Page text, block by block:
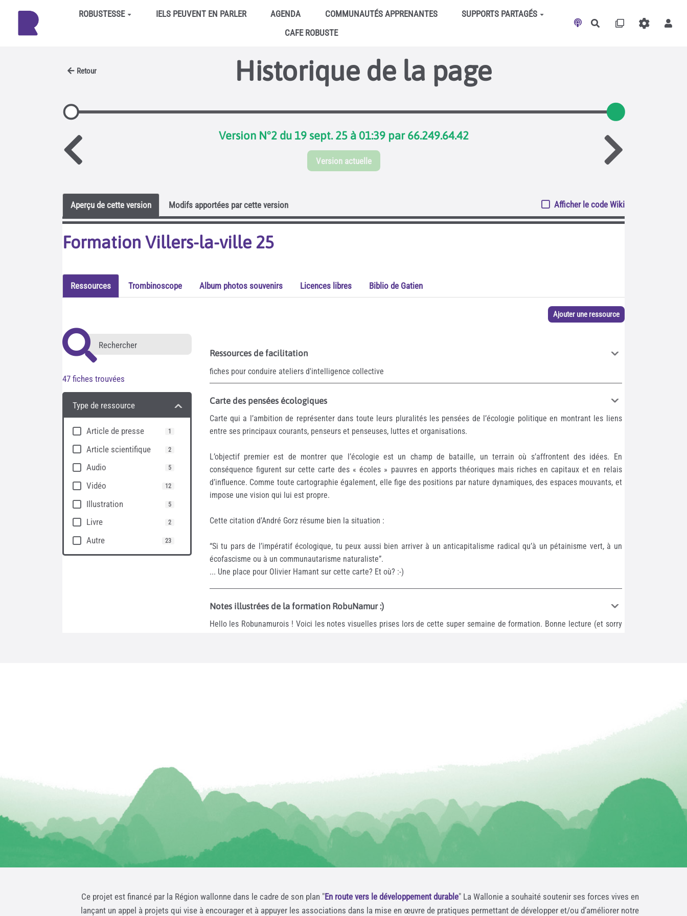
Aller au contenu principalROBUSTESSE IELS PEUVENT EN PARLER AGENDA COMMUNAUTÉS APPRENANTES
SUPPORTS PARTAGÉS
CAFE ROBUSTE
Rechercher
Retour Historique de la page
Version N°2 du 19 sept. 25 à 01:39 par 66.249.64.42
Version actuelle
Aperçu de cette version Modifs apportées par cette version Afficher le code Wiki
Ce projet est financé par la Région wallonne dans le cadre de son plan "En route vers le développement durable" La Wallonie a souhaité soutenir ses forces vives en
lançant un appel à projets qui vise à encourager et à appuyer les associations dans la mise en œuvre de pratiques permettant de développer et/ou d’améliorer notre